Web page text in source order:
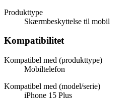
Produkttype
Skærmbeskyttelse til mobil
Kompatibilitet
Kompatibel med (produkttype)
Mobiltelefon
Kompatibel med (model/serie)
iPhone 15 Plus